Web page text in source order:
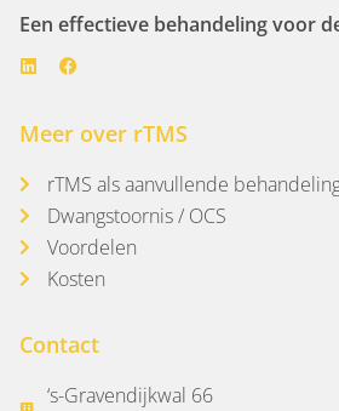
Een effectieve behandeling voor
Meer over rTMS
rTMS als aanvullende
Dwangstoornis / OCS
Voordelen
Kosten
Contact
‘s-Gravendijkwal 66